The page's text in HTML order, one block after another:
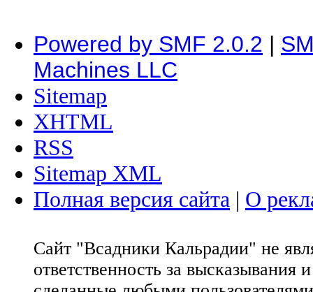
Powered by SMF 2.0.2 |
Machines LLC
Sitemap
XHTML
RSS
Sitemap XML
Полная версия сайта | О
Сайт "Всадники Кальрадии" не
ответственность за